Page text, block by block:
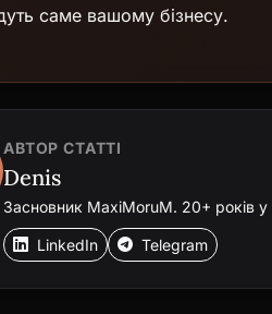
саме вашому бізнесу.
АВТОР СТАТТІ
Denis
Засновник MaxiMoruM. 20+ років у
LinkedIn Telegram